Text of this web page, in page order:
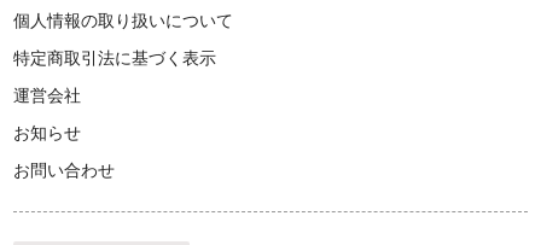
個人情報の取り扱いについて
特定商取引法に基づく表示
運営会社
お知らせ
お問い合わせ